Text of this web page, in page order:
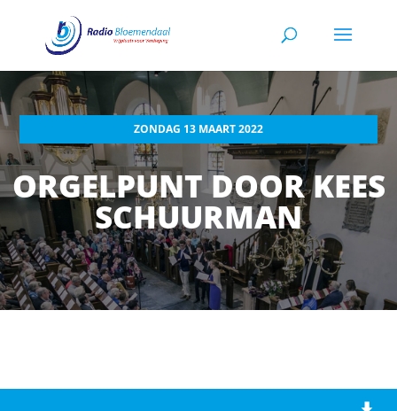
ZONDAG 13 MAART 2022
ORGELPUNT DOOR KEES
SCHUURMAN